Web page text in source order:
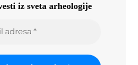
iz sveta arheologije